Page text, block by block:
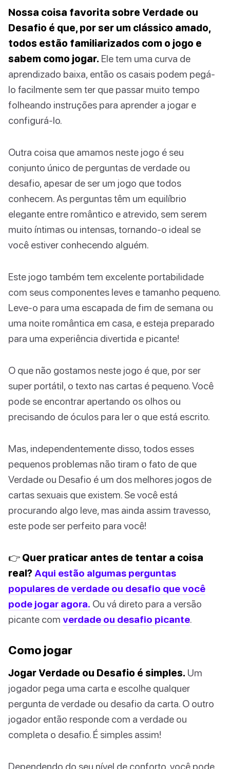
Nossa coisa favorita sobre Verdade ou
Desafio é que, por ser um clássico amado,
todos estão familiarizados com o jogo e
sabem como jogar. Ele tem uma curva de
aprendizado baixa, então os casais podem pegá-
lo facilmente sem ter que passar muito tempo
folheando instruções para aprender a jogar e
configurá-lo.
Outra coisa que amamos neste jogo é seu
conjunto único de perguntas de verdade ou
desafio, apesar de ser um jogo que todos
conhecem. As perguntas têm um equilíbrio
elegante entre romântico e atrevido, sem serem
muito íntimas ou intensas, tornando-o ideal se
você estiver conhecendo alguém.
Este jogo também tem excelente portabilidade
com seus componentes leves e tamanho pequeno.
Leve-o para uma escapada de fim de semana ou
uma noite romântica em casa, e esteja preparado
para uma experiência divertida e picante!
O que não gostamos neste jogo é que, por ser
super portátil, o texto nas cartas é pequeno. Você
pode se encontrar apertando os olhos ou
precisando de óculos para ler o que está escrito.
Mas, independentemente disso, todos esses
pequenos problemas não tiram o fato de que
Verdade ou Desafio é um dos melhores jogos de
cartas sexuais que existem. Se você está
procurando algo leve, mas ainda assim travesso,
este pode ser perfeito para você!
👉 Quer praticar antes de tentar a coisa
real? Aqui estão algumas perguntas
populares de verdade ou desafio que você
pode jogar agora. Ou vá direto para a versão
picante com verdade ou desafio picante.
Como jogar
Jogar Verdade ou Desafio é simples. Um
jogador pega uma carta e escolhe qualquer
pergunta de verdade ou desafio da carta. O outro
jogador então responde com a verdade ou
completa o desafio. É simples assim!
Dependendo do seu nível de conforto, você pode